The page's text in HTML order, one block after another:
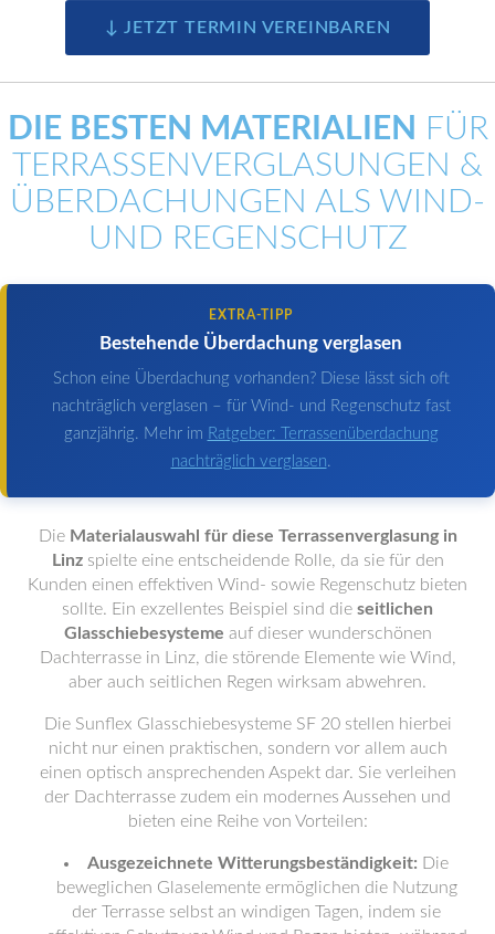
↓ JETZT TERMIN VEREINBAREN
DIE BESTEN MATERIALIEN FÜR
TERRASSENVERGLASUNGEN &
ÜBERDACHUNGEN ALS WIND-
UND REGENSCHUTZ
EXTRA-TIPP
Bestehende Überdachung verglasen
Schon eine Überdachung vorhanden? Diese lässt sich oft
nachträglich verglasen – für Wind- und Regenschutz fast
ganzjährig. Mehr im Ratgeber: Terrassenüberdachung
nachträglich verglasen.
Die Materialauswahl für diese Terrassenverglasung in
Linzspielte eine entscheidende Rolle, da sie für den
Kunden einen effektiven Wind- sowie Regenschutz bieten
sollte. Ein exzellentes Beispiel sind die seitlichen
Glasschiebesysteme auf dieser wunderschönen
Dachterrasse in Linz, die störende Elemente wie Wind,
aber auch seitlichen Regen wirksam abwehren.
Die Sunflex Glasschiebesysteme SF 20 stellen hierbei
nicht nur einen praktischen, sondern vor allem auch
einen optisch ansprechenden Aspekt dar. Sie verleihen
der Dachterrasse zudem ein modernes Aussehen und
bieten eine Reihe von Vorteilen:
Ausgezeichnete Witterungsbeständigkeit: Die
beweglichen Glaselemente ermöglichen die Nutzung
der Terrasse selbst an windigen Tagen, indem sie